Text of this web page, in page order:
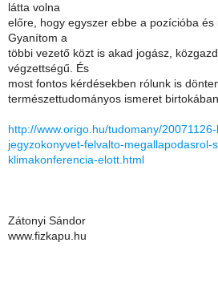
látta volna
előre, hogy egyszer ebbe a pozícióba és
Gyanítom a
többi vezető közt is akad jogász,
végzettségű. És
most fontos kérdésekben rólunk is
természettudományos ismeret
http://www.origo.hu/tudomany/
jegyzokonyvet-felvalto-megallapodasrol-
klimakonferencia-elott.html
Zátonyi Sándor
www.fizkapu.hu